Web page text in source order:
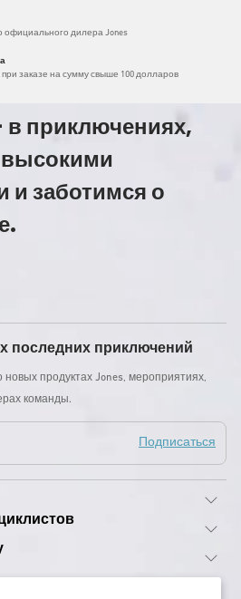
дилера Jones
при заказе на сумму свыше 100 долларов
приключениях,
и заботимся о
последних приключений
новых продуктах Jones, мероприятиях,
команды.
Подписаться